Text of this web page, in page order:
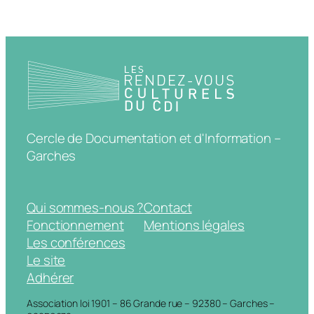
Cercle de Documentation et d'Information –
Garches
Qui sommes-nous ?
Fonctionnement
Les conférences
Le site
Adhérer
Contact
Mentions légales
Association loi 1901 – 86 Grande rue – 92380 – Garches –